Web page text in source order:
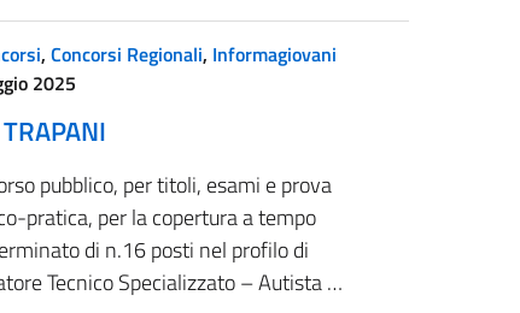
,Concorsi Regionali, Informagiovani
2025
pubblico, per titoli, esami e prova
pratica, per la copertura a tempo
di n.16 posti nel profilo di
Tecnico Specializzato – Autista …